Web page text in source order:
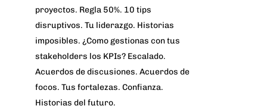
proyectos. Regla 50%. 10 tips
disruptivos. Tu liderazgo. Historias
imposibles. ¿Como gestionas con tus
stakeholders los KPIs? Escalado.
Acuerdos de discusiones. Acuerdos de
focos. Tus fortalezas. Confianza.
Historias del futuro.